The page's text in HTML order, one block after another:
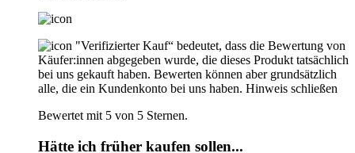
"Verifizierter Kauf“ bedeutet, dass die Bewertung von
Käufer:innen abgegeben wurde, die dieses Produkt tatsächlich
bei uns gekauft haben. Bewerten können aber grundsätzlich
alle, die ein Kundenkonto bei uns haben. Hinweis schließen
Bewertet mit 5 von 5 Sternen.
Hätte ich früher kaufen sollen...